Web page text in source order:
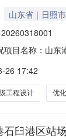
山东省｜日照
项目名称：山东
修建渡线连通南
锁纳入本工程，
26 17:42
工程设计 优
臼港区站